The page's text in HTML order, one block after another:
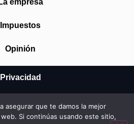
Impuestos
Opinión
Privacidad
asegurar que te damos la mejor
Si continúas usando este sitio,